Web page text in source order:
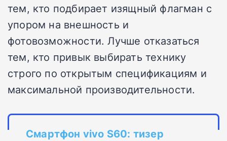
тем, кто подбирает изящный флагман с
упором на внешность и
фотовозможности. Лучше отказаться
тем, кто привык выбирать технику
строго по открытым спецификациям и
максимальной производительности.
Смартфон vivo S60: тизер